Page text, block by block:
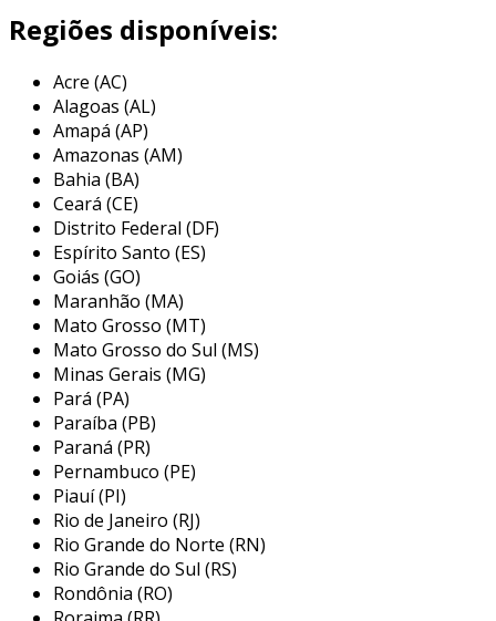
componentes eletrônicos
exclusivamente à venda de componentes
eletrônicos. essas plataformas oferecem uma
ampla gama de produtos e serviços para
entusiastas e profissionais. aqui estão algumas
das mais populares:
mouser electronics
a mouser é conhecida por seu vasto
catálogo que abrange desde
resistores até microcontroladores.
oferece componentes de marcas
renomadas, facilitando a escolha de
materiais de qualidade.
digikey
assim como a mouser, a digikey é
uma gigante do setor.
possui um sistema de busca
eficiente, permitindo encontrar
Regiões disponíveis:
Acre (AC)
Alagoas (AL)
Amapá (AP)
Amazonas (AM)
Bahia (BA)
Ceará (CE)
Distrito Federal (DF)
Espírito Santo (ES)
Goiás (GO)
Maranhão (MA)
Mato Grosso (MT)
Mato Grosso do Sul (MS)
Minas Gerais (MG)
Pará (PA)
Paraíba (PB)
Paraná (PR)
Pernambuco (PE)
Piauí (PI)
Rio de Janeiro (RJ)
Rio Grande do Norte (RN)
Rio Grande do Sul (RS)
Rondônia (RO)